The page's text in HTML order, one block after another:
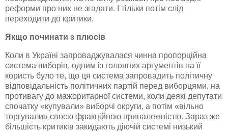
реформи про них не згадати. І тільки потім слід
переходити до критики.
Якщо починати з плюсів
Коли в Україні запроваджувалася чинна пропорційна
система виборів, одним із головних аргументів на її
користь було те, що ця система запровадить політичну
відповідальність політичних партій перед виборцями, на
противагу до мажоритарної системи, коли деякі депутати
спочатку «купували» виборчі округи, а потім «вільно
торгували» своєю фракційною приналежністю. Зараз же
більшість критиків закидають діючій системі низький